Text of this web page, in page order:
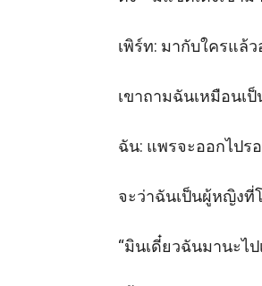
เพิร์ท: มากับใครแล้
เขาถามฉันเหมือนเ
ฉัน: แพรจะออกไปร
จะว่าฉันเป็นผู้หญิงที่
“มินเดี๋ยวฉันมานะไ